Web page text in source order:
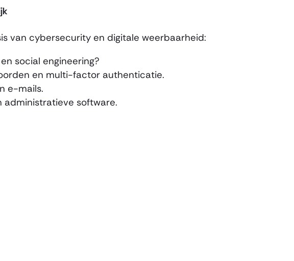
van cybersecurity en digitale weerbaarheid:
social engineering?
en multi-factor authenticatie.
e-mails.
administratieve software.